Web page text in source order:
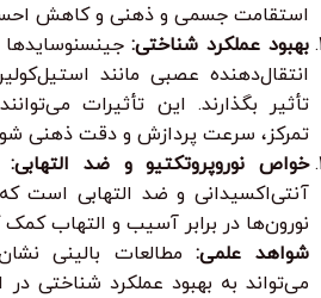
استقامت جسمی و ذهنی و کاهش
بهبود عملکرد شناختی:
انتقال‌دهنده عصبی مانند
تأثیر بگذارند. این تأثیرات
تمرکز، سرعت پردازش و دقت ذهنی
خواص نوروپروتکتیو و ضد التهابی:
آنتی‌اکسیدانی و ضد التهابی است
نورون‌ها در برابر آسیب و التهاب کمک
شواهد علمی:مطالعات بالینی
می‌تواند به بهبود عملکرد شناختی